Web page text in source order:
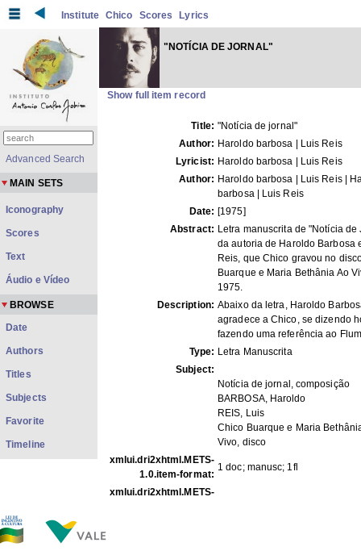
Institute Chico Scores Lyrics
"NOTÍCIA DE JORNAL"
Show full item record
Title: "Notícia de jornal"
Author: Haroldo barbosa | Luis Reis
Lyricist: Haroldo barbosa | Luis Reis
Author: Haroldo barbosa | Luis Reis |
barbosa | Luis Reis
Date: [1975]
Abstract: Letra manuscrita de "Notícia de
da autoria de Haroldo Barbosa
Reis, que Chico gravou no
Buarque e Maria Bethânia Ao
1975.
Description: Abaixo da letra, Haroldo
agradece a Chico, se dizendo
fazendo uma referência ao
Type: Letra Manuscrita
Subject:
Notícia de jornal, composição
BARBOSA, Haroldo
REIS, Luis
Chico Buarque e Maria
Vivo, disco
xmlui.dri2xhtml.METS-
1.0.item-format:
1 doc; manusc; 1fl
xmlui.dri2xhtml.METS-
Advanced Search
MAIN SETS
Iconography
Scores
Text
Áudio e Vídeo
BROWSE
Date
Authors
Titles
Subjects
Favorite
Timeline